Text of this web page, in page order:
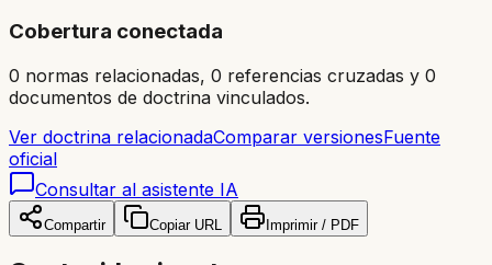
Cobertura conectada
0 normas relacionadas, 0 referencias cruzadas y 0
documentos de doctrina vinculados.
Ver doctrina relacionadaComparar versionesFuente
oficial
Consultar al asistente IA
Compartir Copiar URL Imprimir / PDF